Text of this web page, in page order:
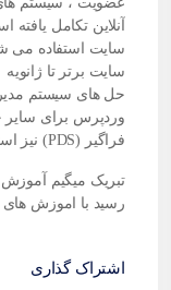
حل های سیستم
وردپرس برای سایر
فراگیر (PDS) نیز استفاده شده است
تبریک میگیم آموزش
رسید با اموزش های
اشتراک گذاری